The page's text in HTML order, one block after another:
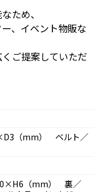
ため、
、イベント物販な
ご提案していただ
（mm） ベルト／
（mm） 裏／